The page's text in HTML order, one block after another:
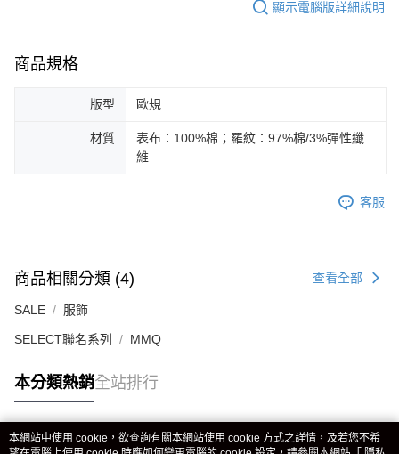
顯示電腦版詳細說明
商品規格
版型 歐規
材質
表布：100%棉；羅紋：97%棉/3%彈性纖
維
客服
商品相關分類 (4) 查看全部
SALE 服飾
SELECT聯名系列 MMQ
本分類熱銷全站排行
本網站中使用 cookie，欲查詢有關本網站使用 cookie 方式之詳情，及若您不希